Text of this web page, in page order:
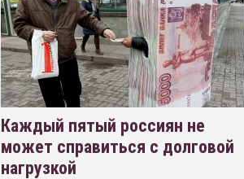
Каждый пятый россиян не
может справиться с долговой
нагрузкой